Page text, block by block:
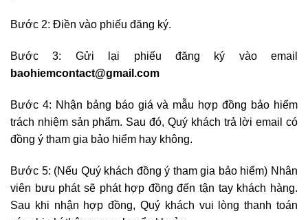
Bước 2: Điền vào phiếu đăng ký.
Bước 3: Gửi lại phiếu đăng ký vào email
baohiemcontact@gmail.com
Bước 4: Nhận bảng báo giá và mẫu hợp đồng bảo hiểm
trách nhiệm sản phẩm. Sau đó, Quý khách trả lời email có
đồng ý tham gia bảo hiểm hay không.
Bước 5: (Nếu Quý khách đồng ý tham gia bảo hiểm) Nhân
viên bưu phát sẽ phát hợp đồng đến tận tay khách hàng.
Sau khi nhận hợp đồng, Quý khách vui lòng thanh toán